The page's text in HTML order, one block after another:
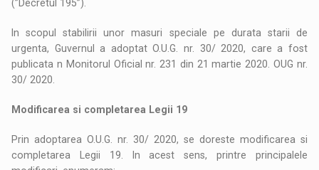
(”Decretul 195”).
In scopul stabilirii unor masuri speciale pe durata starii de
urgenta, Guvernul a adoptat O.U.G. nr. 30/ 2020, care a fost
publicata n Monitorul Oficial nr. 231 din 21 martie 2020. OUG nr.
30/ 2020.
Modificarea si completarea Legii 19
Prin adoptarea O.U.G. nr. 30/ 2020, se doreste modificarea si
completarea Legii 19. In acest sens, printre principalele